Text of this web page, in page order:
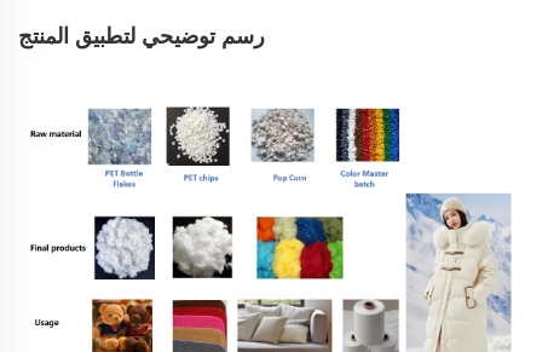
رسم توضيحي لتطبيق المنتج